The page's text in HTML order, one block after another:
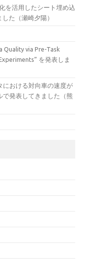
を活用したシート埋め込
た（瀬崎夕陽）
Quality via Pre-Task
を発表しま
における対向車の速度が
発表してきました（熊